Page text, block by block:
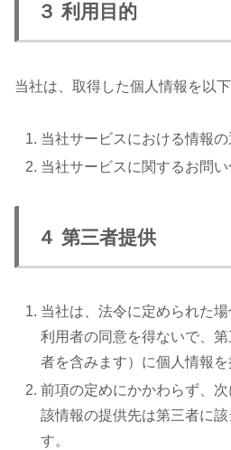
３ 利用目的
当社は、取得した個人情報を以
当社サービスにおける情報の
当社サービスに関するお問
４ 第三者提供
当社は、法令に定められた
利用者の同意を得ないで、
者を含みます）に個人情報を
前項の定めにかかわらず、
該情報の提供先は第三者に
す。